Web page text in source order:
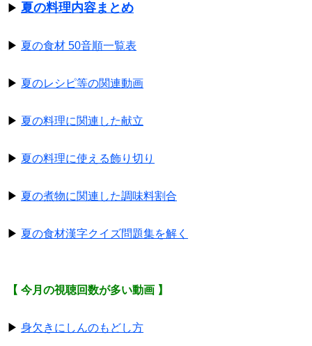
▶ 夏の料理内容まとめ
▶ 夏の食材 50音順一覧表
▶ 夏のレシピ等の関連動画
▶ 夏の料理に関連した献立
▶ 夏の料理に使える飾り切り
▶ 夏の煮物に関連した調味料割合
▶ 夏の食材漢字クイズ問題集を解く
【 今月の視聴回数が多い動画 】
▶ 身欠きにしんのもどし方